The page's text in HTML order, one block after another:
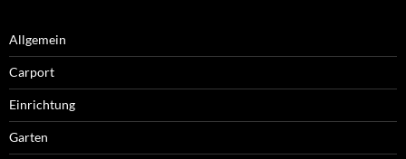
Allgemein
Carport
Einrichtung
Garten